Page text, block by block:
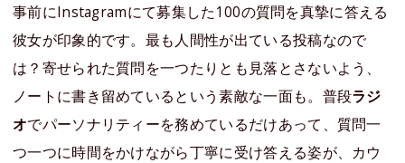
事前にInstagramにて募集した100の質問を真摯に答える
彼女が印象的です。最も人間性が出ている投稿なので
は？寄せられた質問を一つたりとも見落とさないよう、
ノートに書き留めているという素敵な一面も。普段ラジ
オでパーソナリティーを務めているだけあって、質問一
つ一つに時間をかけながら丁寧に受け答える姿が、カウ